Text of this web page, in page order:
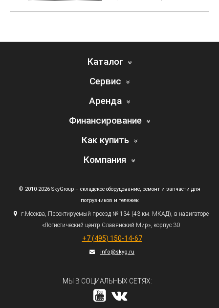
Каталог
Сервис
Аренда
Финансирование
Как купить
Компания
© 2010-2026 SkyGroup – складское оборудование, ремонт и запчасти для
погрузчиков и тележек
г.Москва, Проектируемый проезд № 134 (43км. МКАД), в навигаторе
«Логистический центр Славянский Мир», корпус 30
+7 (495) 150-14-67
info@skyg.ru
МЫ В СОЦИАЛЬНЫХ СЕТЯХ: